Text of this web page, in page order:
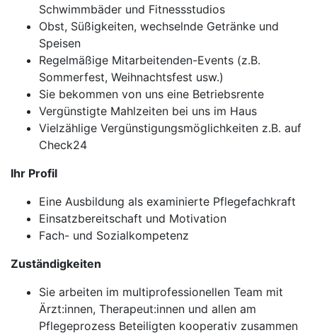
Schwimmbäder und Fitnessstudios
Obst, Süßigkeiten, wechselnde Getränke und
Speisen
Regelmäßige Mitarbeitenden-Events (z.B.
Sommerfest, Weihnachtsfest usw.)
Sie bekommen von uns eine Betriebsrente
Vergünstigte Mahlzeiten bei uns im Haus
Vielzählige Vergünstigungsmöglichkeiten z.B. auf
Check24
Ihr Profil
Eine Ausbildung als examinierte Pflegefachkraft
Einsatzbereitschaft und Motivation
Fach- und Sozialkompetenz
Zuständigkeiten
Sie arbeiten im multiprofessionellen Team mit
Ärzt:innen, Therapeut:innen und allen am
Pflegeprozess Beteiligten kooperativ zusammen